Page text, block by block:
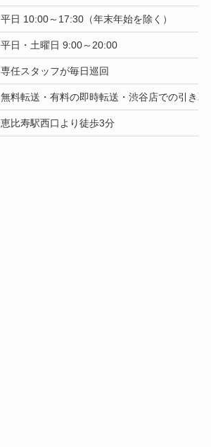
平日 10:00～17:30（年末年始を除く）
平日・土曜日 9:00～20:00
専任スタッフが毎日巡回
無料転送・有料の即時転送・渋谷店での引き取
恵比寿駅西口より徒歩3分